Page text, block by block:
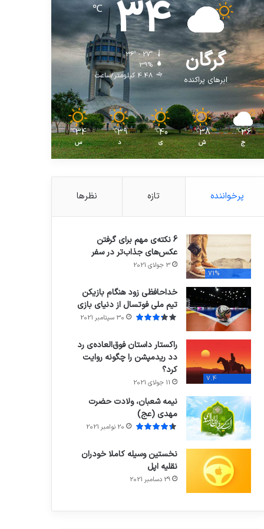
گرگان
ابرهای پراکنده
34
℃
36º - 27º
39%
4.48 کیلومتر/ساعت
36
℃
ج
38
℃
ش
40
℃
ی
39
℃
د
34
℃
س
پرخواننده تازه نظرها
71%
6 نکته‌ی مهم برای گرفتن
عکس‌های جذاب‌تر در سفر
3 جولای 2021
خداحافظی زود هنگام بازیکن
تیم ملی فوتسال از دنیای بازی
30 سپتامبر 2021
7.4
راکستار داستان فوق‌العاده‌ی رد
دد ریدمپشن را چگونه روایت
کرد؟
11 جولای 2021
نیمه شعبان، ولادت حضرت
مهدی (عج)
20 نوامبر 2021
نخستین وسیله کاملا خودران
نقلیه اپل
29 دسامبر 2021